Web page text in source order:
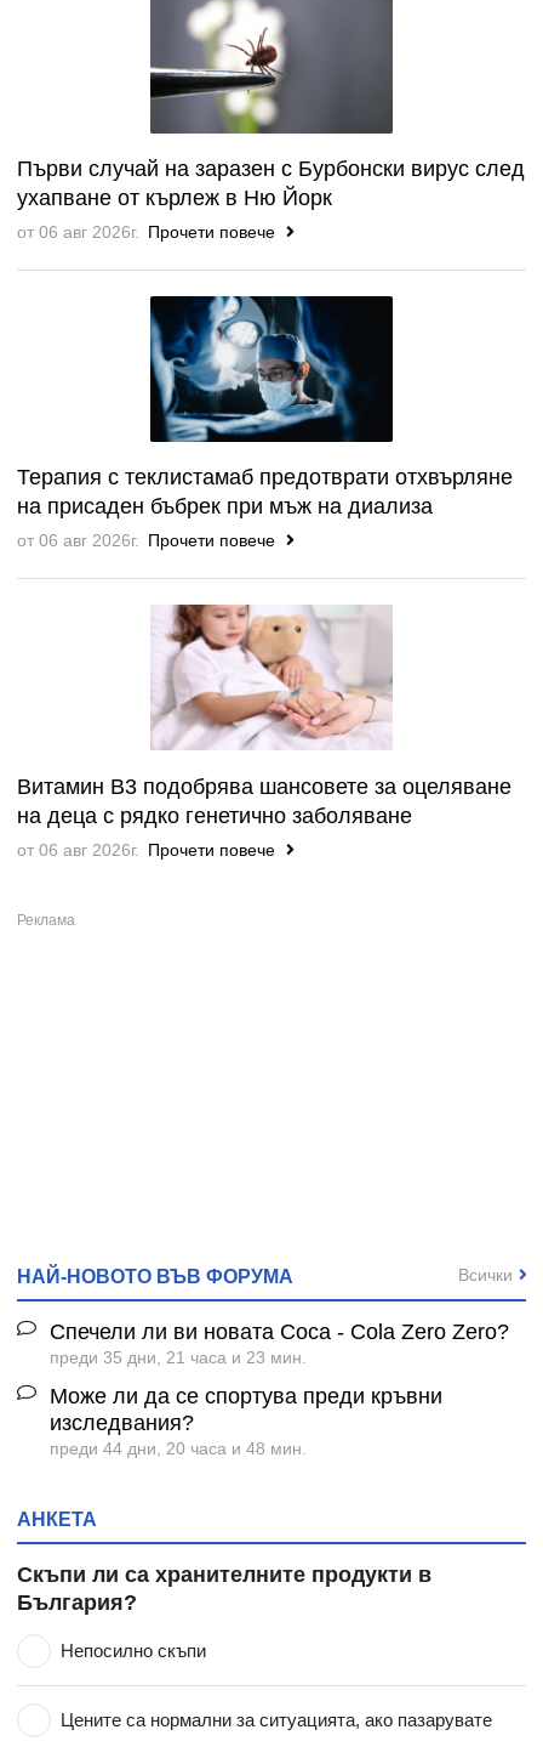
Първи случай на заразен с Бурбонски вирус след
ухапване от кърлеж в Ню Йорк
от 06 авг 2026г. Прочети повече
Терапия с теклистамаб предотврати отхвърляне
на присаден бъбрек при мъж на диализа
от 06 авг 2026г. Прочети повече
Витамин B3 подобрява шансовете за оцеляване
на деца с рядко генетично заболяване
от 06 авг 2026г. Прочети повече
НАЙ-НОВОТО ВЪВ ФОРУМА
Спечели ли ви новата Coca - Cola Zero Zero?
преди 35 дни, 21 часа и 23 мин.
Може ли да се спортува преди кръвни
изследвания?
преди 44 дни, 20 часа и 48 мин.
Всички
АНКЕТА
Скъпи ли са хранителните продукти в
България?
Непосилно скъпи
Цените са нормални за ситуацията, ако пазарувате